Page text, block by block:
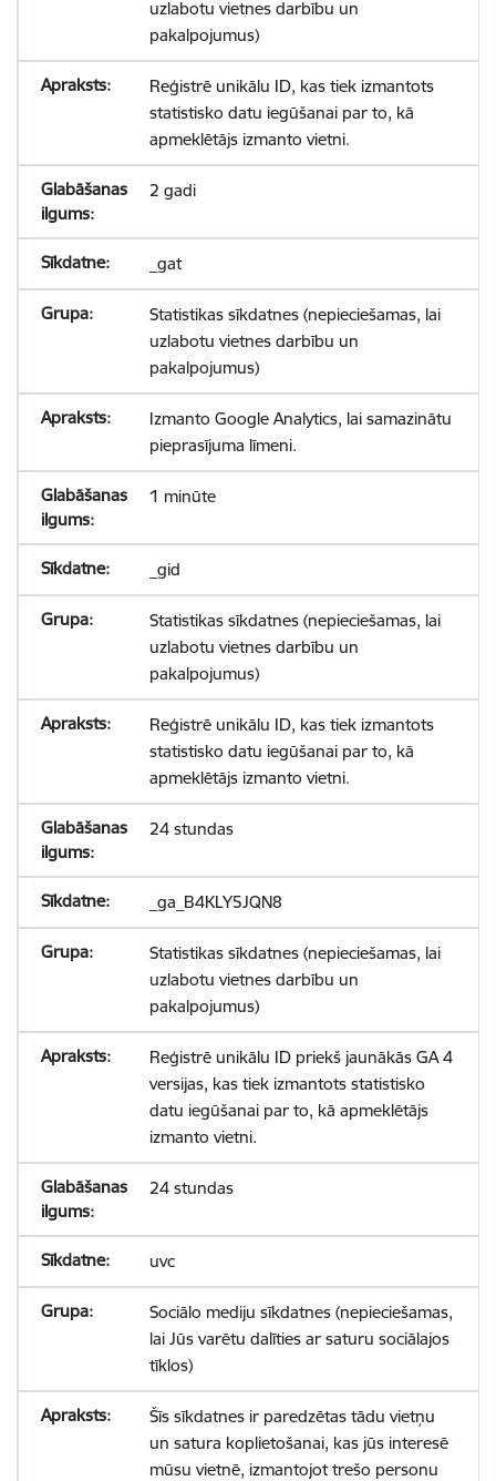
uzlabotu vietnes darbību un
pakalpojumus)
Reģistrē unikālu ID, kas tiek izmantots
statistisko datu iegūšanai par to, kā
apmeklētājs izmanto vietni.
2 gadi
_gat
Statistikas sīkdatnes (nepieciešamas, lai
uzlabotu vietnes darbību un
pakalpojumus)
Izmanto Google Analytics, lai samazinātu
pieprasījuma līmeni.
1 minūte
_gid
Statistikas sīkdatnes (nepieciešamas, lai
uzlabotu vietnes darbību un
pakalpojumus)
Reģistrē unikālu ID, kas tiek izmantots
statistisko datu iegūšanai par to, kā
apmeklētājs izmanto vietni.
24 stundas
_ga_B4KLY5JQN8
Statistikas sīkdatnes (nepieciešamas, lai
uzlabotu vietnes darbību un
pakalpojumus)
Reģistrē unikālu ID priekš jaunākās GA 4
versijas, kas tiek izmantots statistisko
datu iegūšanai par to, kā apmeklētājs
izmanto vietni.
24 stundas
uvc
Sociālo mediju sīkdatnes (nepieciešamas,
lai Jūs varētu dalīties ar saturu sociālajos
tīklos)
Šīs sīkdatnes ir paredzētas tādu vietņu
un satura koplietošanai, kas jūs interesē
mūsu vietnē, izmantojot trešo personu